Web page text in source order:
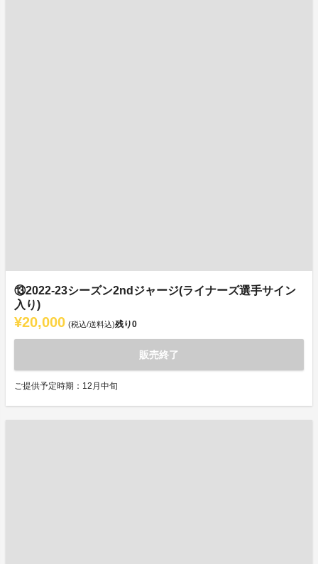
⑬2022-23シーズン2ndジャージ(ライナーズ選手サイン
入り)
¥20,000 (税込/送料込)残り0
販売終了
ご提供予定時期：12月中旬